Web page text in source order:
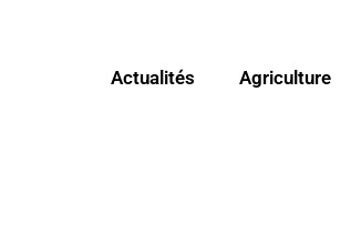
Actualités Agriculture